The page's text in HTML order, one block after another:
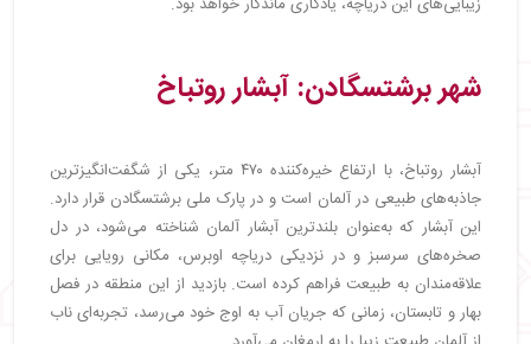
شهر برشتسگادن: آبشار روتباخ
آبشار روتباخ، با ارتفاع خیره‌کننده ۴۷۰ متر، یکی از شگفت‌انگیزترین
جاذبه‌های طبیعی در آلمان است و در پارک ملی برشتسگادن قرار دارد.
این آبشار که به‌عنوان بلندترین آبشار آلمان شناخته می‌شود، در دل
صخره‌های سرسبز و در نزدیکی دریاچه اوبرس، مکانی رویایی برای
علاقه‌مندان به طبیعت فراهم کرده است. بازدید از این منطقه در فصل
بهار و تابستان، زمانی که جریان آب به اوج خود می‌رسد، تجربه‌ای ناب